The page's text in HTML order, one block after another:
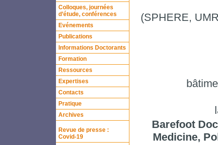
Colloques, journées
d’étude, conférences
Evénements
Publications
Informations Doctorants
Formation
Ressources
Expertises
Contacts
Pratique
Archives
Revue de presse :
Covid-19
(SPHERE,
Barefoot
Medicine,